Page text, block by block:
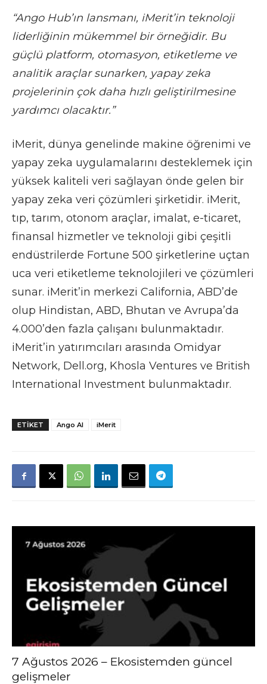
“Ango Hub’ın lansmanı, iMerit’in teknoloji
liderliğinin mükemmel bir örneğidir. Bu
güçlü platform, otomasyon, etiketleme ve
analitik araçlar sunarken, yapay zeka
projelerinin çok daha hızlı geliştirilmesine
yardımcı olacaktır.”
iMerit, dünya genelinde makine öğrenimi ve
yapay zeka uygulamalarını desteklemek için
yüksek kaliteli veri sağlayan önde gelen bir
yapay zeka veri çözümleri şirketidir. iMerit,
tıp, tarım, otonom araçlar, imalat, e-ticaret,
finansal hizmetler ve teknoloji gibi çeşitli
endüstrilerde Fortune 500 şirketlerine uçtan
uca veri etiketleme teknolojileri ve çözümleri
sunar. iMerit’in merkezi California, ABD’de
olup Hindistan, ABD, Bhutan ve Avrupa’da
4.000’den fazla çalışanı bulunmaktadır.
iMerit’in yatırımcıları arasında Omidyar
Network, Dell.org, Khosla Ventures ve British
International Investment bulunmaktadır.
ETIKET Ango AI iMerit
7 Ağustos 2026 – Ekosistemden güncel
gelişmeler